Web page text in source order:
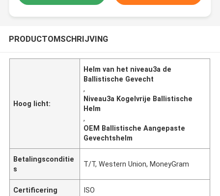
PRODUCTOMSCHRIJVING
Hoog licht:
Helm van het niveau3a de
Ballistische Gevecht
,
Niveau3a Kogelvrije Ballistische
Helm
,
OEM Ballistische Aangepaste
Gevechtshelm
Betalingsconditie
s
T/T, Western Union, MoneyGram
Certificering ISO